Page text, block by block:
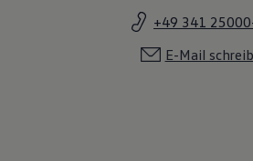
+49 341
E-Mail